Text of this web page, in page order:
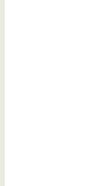
送信ボタンを
お問い合わせ
だきます。い
弊社のプライ